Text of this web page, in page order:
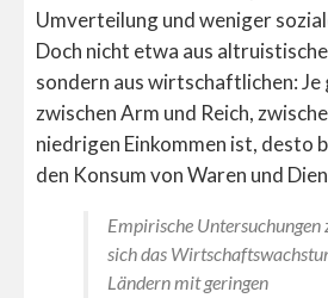
Umverteilung und weniger
Doch nicht etwa aus
sondern aus wirtschaftlichen:
zwischen Arm und Reich,
niedrigen Einkommen ist, desto
den Konsum von Waren und
Empirische Untersuchungen
sich das
Ländern mit geringen